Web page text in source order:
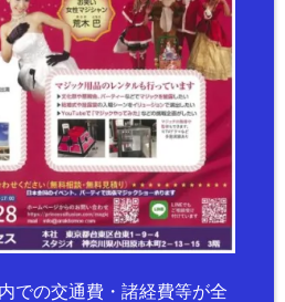
での交通費・諸経費等が全